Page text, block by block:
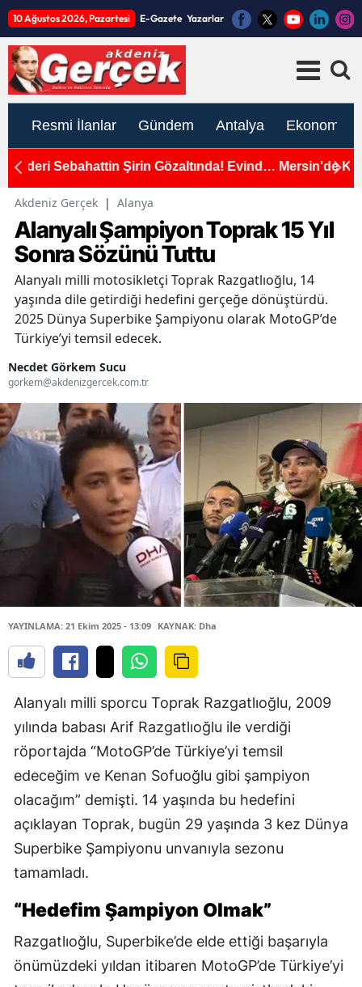
10 Ağustos 2026, Pazartesi E-Gazete Yazarlar
Resmi İlanlar Gündem Antalya Ekonomi
Mersin'de Kahreden Olay! 5 Yaşındaki Çocuk
Akdeniz Gerçek | Alanya
Alanyalı Şampiyon Toprak 15 Yıl
Sonra Sözünü Tuttu
Alanyalı milli motosikletçi Toprak Razgatlıoğlu, 14
yaşında dile getirdiği hedefini gerçeğe dönüştürdü.
2025 Dünya Superbike Şampiyonu olarak MotoGP’de
Türkiye’yi temsil edecek.
Necdet Görkem Sucu
gorkem@akdenizgercek.com.tr
YAYINLAMA: 21 Ekim 2025 - 13:09 KAYNAK: Dha
Alanyalı milli sporcu Toprak Razgatlıoğlu, 2009
yılında babası Arif Razgatlıoğlu ile verdiği
röportajda “MotoGP’de Türkiye’yi temsil
edeceğim ve Kenan Sofuoğlu gibi şampiyon
olacağım” demişti. 14 yaşında bu hedefini
açıklayan Toprak, bugün 29 yaşında 3 kez Dünya
Superbike Şampiyonu unvanıyla sezonu
tamamladı.
“Hedefim Şampiyon Olmak”
Razgatlıoğlu, Superbike’de elde ettiği başarıyla
önümüzdeki yıldan itibaren MotoGP’de Türkiye’yi